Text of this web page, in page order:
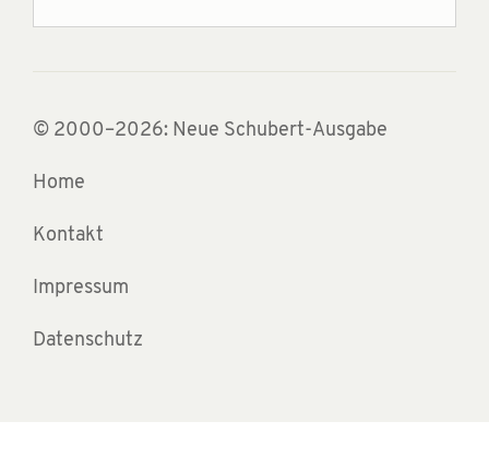
© 2000–2026: Neue Schubert-Ausgabe
Home
Kontakt
Impressum
Datenschutz